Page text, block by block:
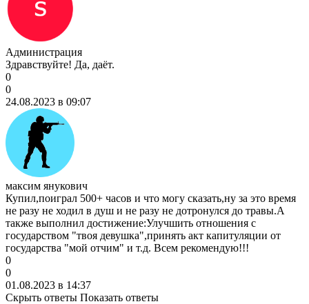
Администрация
Здравствуйте! Да, даёт.
0
0
24.08.2023 в 09:07
максим янукович
Купил,поиграл 500+ часов и что могу сказать,ну за это время
не разу не ходил в душ и не разу не дотронулся до травы.А
также выполнил достижение:Улучшить отношения с
государством "твоя девушка",принять акт капитуляции от
государства "мой отчим" и т.д. Всем рекомендую!!!
0
0
01.08.2023 в 14:37
Скрыть ответы Показать ответы